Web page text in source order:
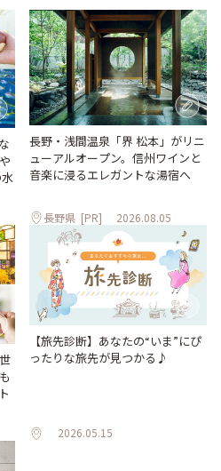
長野・浅間温泉「界 松本」がリニ
ューアルオープン。信州ワインと
音楽に浸るエレガントな湯宿へ
長野県 [PR] 2026.08.05
【旅先診断】あなたの“いま”にぴ
ったりな旅先が見つかる♪
2026.05.15